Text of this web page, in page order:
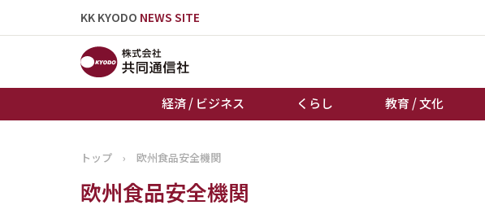
KK KYODO NEWS SITE
経済 / ビジネス くらし 教育 / 文化
トップページ
お知らせ
トップ › 欧州食品安全機関
欧州食品安全機関